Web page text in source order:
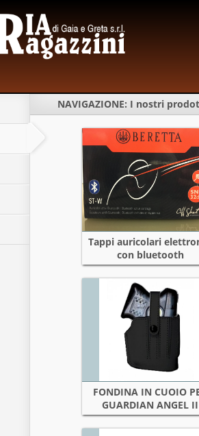
NAVIGAZIONE: I nostri
Tappi auricolari
con bluetooth
FONDINA IN CUOIO
GUARDIAN ANGEL II